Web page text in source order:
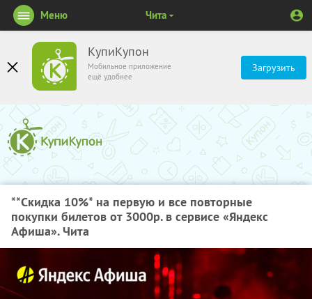
КупиКупон
Мобильное приложение
ещё удобнее
Загрузить
Меню Чита
**Скидка 10%* на первую и все повторные
покупки билетов от 3000р. в сервисе «Яндекс
Афиша». Чита